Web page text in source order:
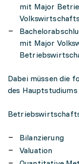
mit Major
mit Major
Dabei müssen die
des
Bilanzierung
Valuation